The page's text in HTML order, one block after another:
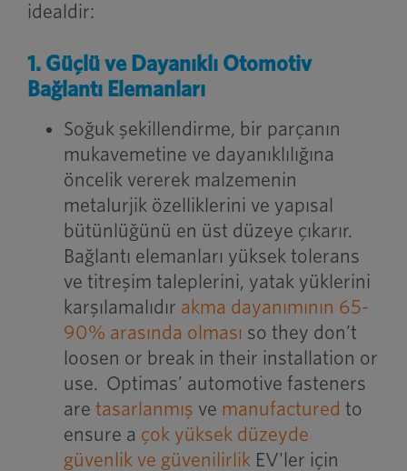
idealdir:
1. Güçlü ve Dayanıklı Otomotiv
Bağlantı Elemanları
Soğuk şekillendirme, bir parçanın
mukavemetine ve dayanıklılığına
öncelik vererek malzemenin
metalurjik özelliklerini ve yapısal
bütünlüğünü en üst düzeye çıkarır.
Bağlantı elemanları yüksek tolerans
ve titreşim taleplerini, yatak yüklerini
karşılamalıdır akma dayanımının 65-
90% arasında olması so they don’t
loosen or break in their installation or
use. Optimas’ automotive fasteners
are tasarlanmış ve manufactured to
ensure a çok yüksek düzeyde
güvenlik ve güvenilirlik EV'ler için